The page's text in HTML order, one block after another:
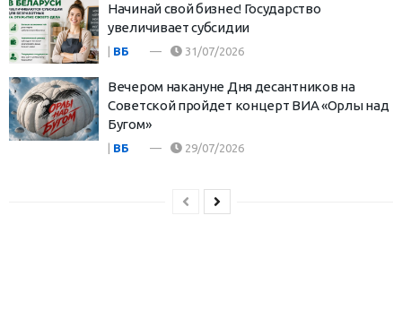
Начинай свой бизнес! Государство
увеличивает субсидии
ВБ 31/07/2026
Вечером накануне Дня десантников на
Советской пройдет концерт ВИА «Орлы над
Бугом»
| ВБ 29/07/2026